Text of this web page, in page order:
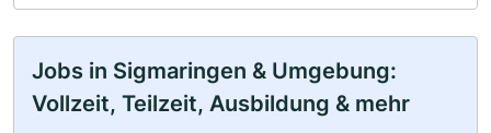
Jobs in Sigmaringen & Umgebung:
Vollzeit, Teilzeit, Ausbildung & mehr